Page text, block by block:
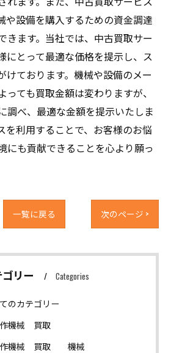
や設備を購入するための資金調達
きます。当社では、中古買取サー
にとって最適な価格を提示し、ス
けております。機械や設備のメー
っても買取金額は変わりますが、
調べ、最適な金額を提示いたしま
を利用することで、お客様のお悩
にも貢献できることを心より願っ
一覧に戻る 次のページ >
リー Categories
のカテゴリー
機械 買取
作機械 買取 機械